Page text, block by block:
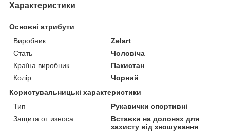
Характеристики
Основні атрибути
Виробник
Zelart
Стать
Чоловіча
Країна виробник
Пакистан
Колір
Чорний
Користувальницькі характеристики
Тип
Рукавички спортивні
Защита от износа
Вставки на долонях для
захисту від зношування